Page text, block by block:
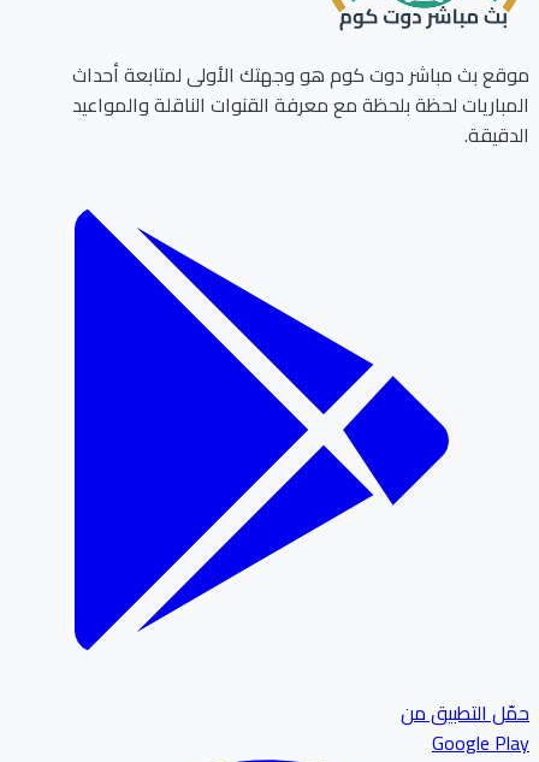
بث مباشر دوت كوم هو وجهتك الأولى لمتابعة أحداث
لحظة بلحظة مع معرفة القنوات الناقلة والمواعيد
التطبيق من
Google